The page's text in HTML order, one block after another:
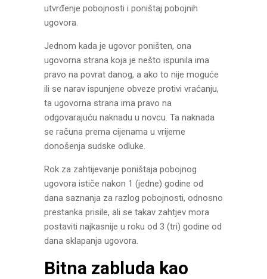
utvrđenje pobojnosti i poništaj pobojnih
ugovora.
Jednom kada je ugovor poništen, ona
ugovorna strana koja je nešto ispunila ima
pravo na povrat danog, a ako to nije moguće
ili se narav ispunjene obveze protivi vraćanju,
ta ugovorna strana ima pravo na
odgovarajuću naknadu u novcu. Ta naknada
se računa prema cijenama u vrijeme
donošenja sudske odluke.
Rok za zahtijevanje poništaja pobojnog
ugovora ističe nakon 1 (jedne) godine od
dana saznanja za razlog pobojnosti, odnosno
prestanka prisile, ali se takav zahtjev mora
postaviti najkasnije u roku od 3 (tri) godine od
dana sklapanja ugovora.
Bitna zabluda kao